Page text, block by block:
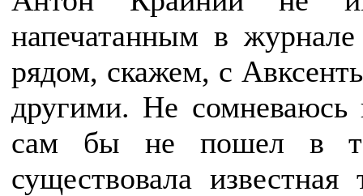
напечатанным в
рядом, скажем, с
другими. Не
сам бы не пошел в
существовала